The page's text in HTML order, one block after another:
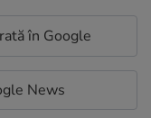
în Google
News